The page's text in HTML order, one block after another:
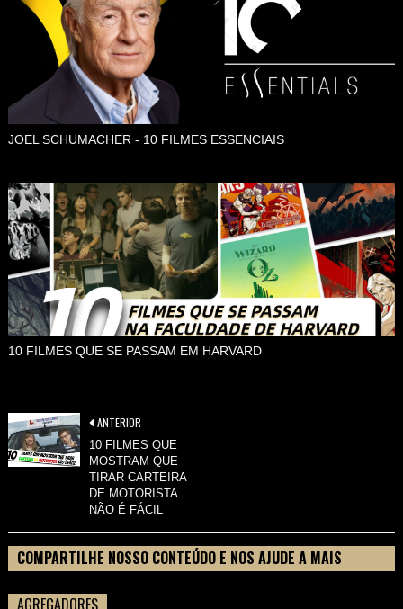
JOEL SCHUMACHER - 10 FILMES ESSENCIAIS
10 FILMES QUE SE PASSAM EM HARVARD
ANTERIOR
10 FILMES QUE
MOSTRAM QUE
TIRAR CARTEIRA
DE MOTORISTA
NÃO É FÁCIL
COMPARTILHE NOSSO CONTEÚDO E NOS AJUDE A MAIS
AGREGADORES